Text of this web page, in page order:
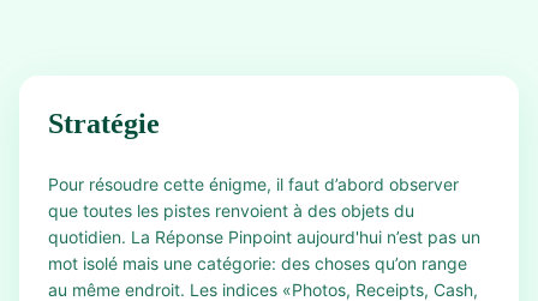
Stratégie
Pour résoudre cette énigme, il faut d’abord observer
que toutes les pistes renvoient à des objets du
quotidien. La Réponse Pinpoint aujourd'hui n’est pas un
mot isolé mais une catégorie: des choses qu’on range
au même endroit. Les indices «Photos, Receipts, Cash,